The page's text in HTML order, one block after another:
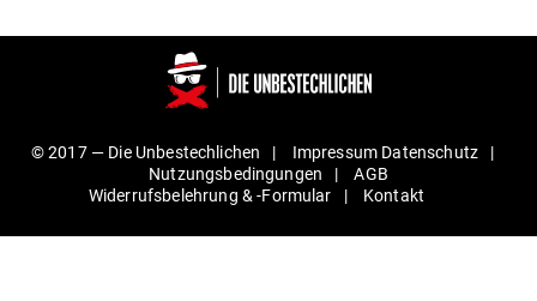
© 2017 — Die Unbestechlichen Impressum Daten­schutz
Nut­zungs­be­din­gungen
AGB
Wider­rufs­be­lehrung & ‑For­mular
Kontakt